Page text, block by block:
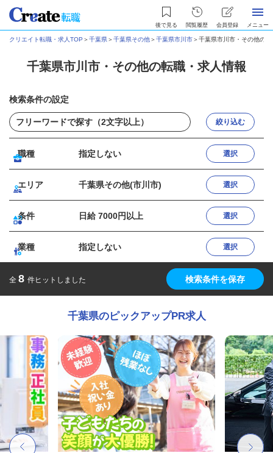
後で見る 閲覧履歴 会員登録 メニュー
クリエイト転職・求人TOP ＞千葉県＞千葉県その他＞千葉県市川市＞千葉県市川市・その他の
千葉県市川市・その他の転職・求人情報
検索条件の設定
絞り込む
職種 指定しない 選択
エリア 千葉県その他(市川市) 選択
条件 日給 7000円以上 選択
業種 指定しない 選択
全 8 件ヒットしました 検索条件を保存
千葉県のピックアップPR求人